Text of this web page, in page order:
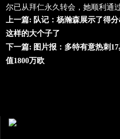
尔已从拜仁永久转会，她顺利通
上一篇: 队记：杨瀚森展示了得
这样的大个子了
下一篇: 图片报：多特有意热刺
值1800万欧